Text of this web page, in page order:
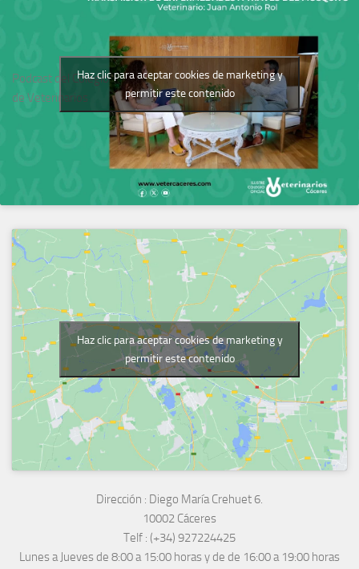
Podcast del Colegio
de Veterinarios
Haz clic para aceptar cookies de marketing y
permitir este contenido
Haz clic para aceptar cookies de marketing y
permitir este contenido
Dirección : Diego María Crehuet 6.
10002 Cáceres
Telf : (+34) 927224425
Lunes a Jueves de 8:00 a 15:00 horas y de de 16:00 a 19:00 horas